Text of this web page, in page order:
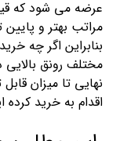
عرضه می شود که
مراتب بهتر و پایین
بنابراین اگر چه
مختلف رونق بالایی
نهایی تا میزان
اقدام به خرید کرده